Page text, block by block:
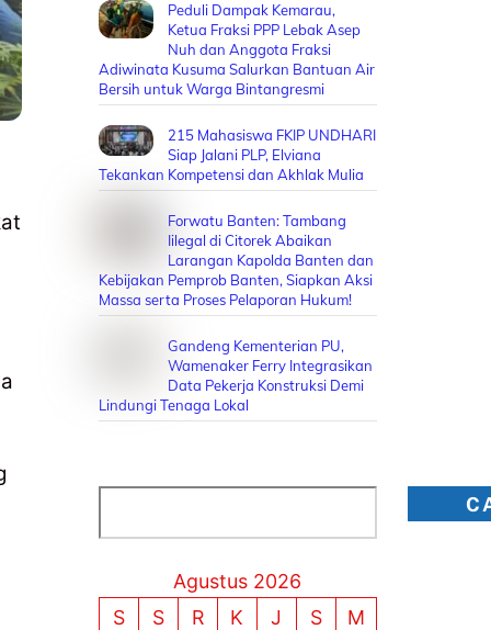
Peduli Dampak Kemarau,
Ketua Fraksi PPP Lebak Asep
Nuh dan Anggota Fraksi
Adiwinata Kusuma Salurkan Bantuan Air
Bersih untuk Warga Bintangresmi
215 Mahasiswa FKIP UNDHARI
Siap Jalani PLP, Elviana
Tekankan Kompetensi dan Akhlak Mulia
Forwatu Banten: Tambang
Iilegal di Citorek Abaikan
Larangan Kapolda Banten dan
Kebijakan Pemprob Banten, Siapkan Aksi
Massa serta Proses Pelaporan Hukum!
Gandeng Kementerian PU,
Wamenaker Ferry Integrasikan
Data Pekerja Konstruksi Demi
Lindungi Tenaga Lokal
Agustus 2026
S
S R K J S M